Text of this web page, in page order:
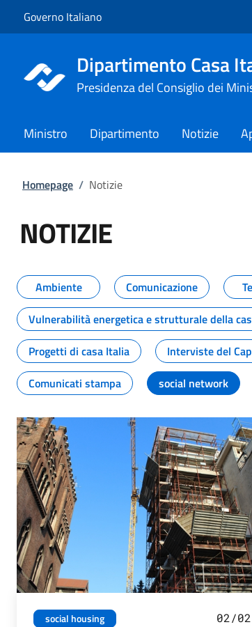
Governo Italiano
Dipartimento Casa
Presidenza del Consiglio dei
Ministro Dipartimento Notizie
Homepage / Notizie
NOTIZIE
Tutti i contenuti della
Ambiente Comunicazione
Vulnerabilità energetica e strutturale della
Progetti di casa Italia
Interviste del
Comunicati stampa
social network
social housing 02/